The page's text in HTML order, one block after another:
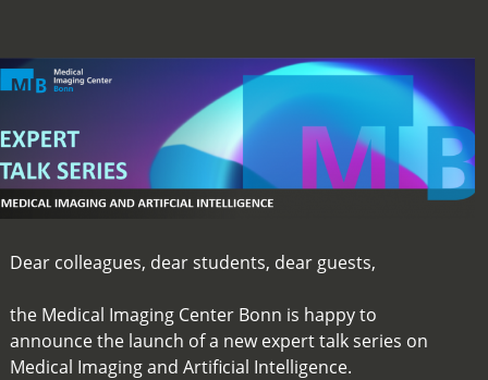
Dear colleagues, dear students, dear guests,
the Medical Imaging Center Bonn is happy to
announce the launch of a new expert talk series on
Medical Imaging and Artificial Intelligence.